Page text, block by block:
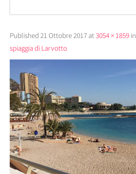
Published 21 Ottobre 2017 at3054 × 1859 in
spiaggia di Larvotto